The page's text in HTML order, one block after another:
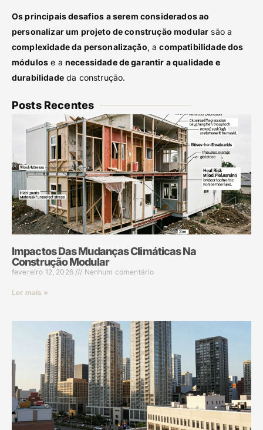
Os principais desafios a serem considerados ao
personalizar um projeto de construção modular são a
complexidade da personalização, acompatibilidade dos
módulos e a necessidade de garantir a qualidade e
durabilidadeda construção.
Posts Recentes
Impactos Das Mudanças Climáticas Na
Construção Modular
fevereiro 12, 2026 Nenhum comentário
Ler mais »